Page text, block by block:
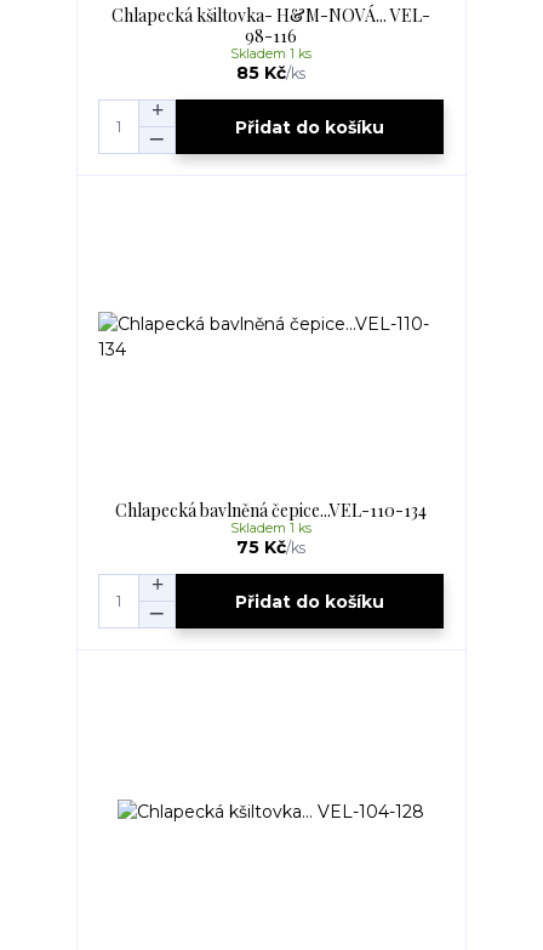
Chlapecká kšiltovka- H&M-NOVÁ... VEL-
98-116
85 Kč/ks
Skladem 1 ks
Přidat do košíku
Chlapecká bavlněná čepice...VEL-110-134
75 Kč/ks
Skladem 1 ks
Přidat do košíku